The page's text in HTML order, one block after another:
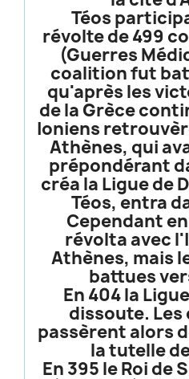
Téos
révolte de 499
(Guerres
coalition fut
qu'après les
de la Grèce
Ioniens
Athènes, qui
prépondérant
créa la Ligue de
Téos, entra
Cependant en
révolta avec
Athènes, mais
battues
En 404 la
dissoute.
passèrent alors
la tutelle
En 395 le Roi de